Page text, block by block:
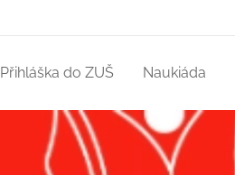
Přihláška do ZUŠ Naukiáda